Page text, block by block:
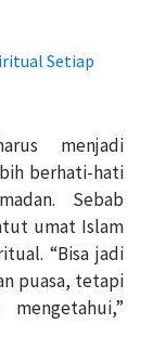
Setiap
menjadi
berhati-hati
Sebab
umat Islam
“Bisa jadi
puasa, tetapi